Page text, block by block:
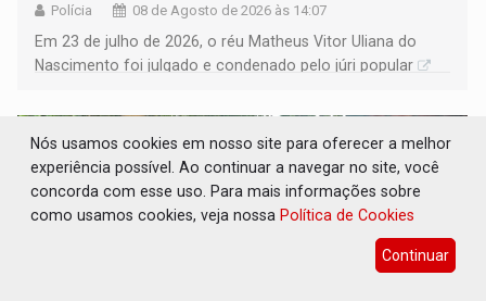
Polícia 08 de Agosto de 2026 às 14:07
Em 23 de julho de 2026, o réu Matheus Vitor Uliana do
Nascimento foi julgado e condenado pelo júri popular
Nós usamos cookies em nosso site para oferecer a melhor
experiência possível. Ao continuar a navegar no site, você
concorda com esse uso. Para mais informações sobre
como usamos cookies, veja nossa Política de Cookies
Continuar